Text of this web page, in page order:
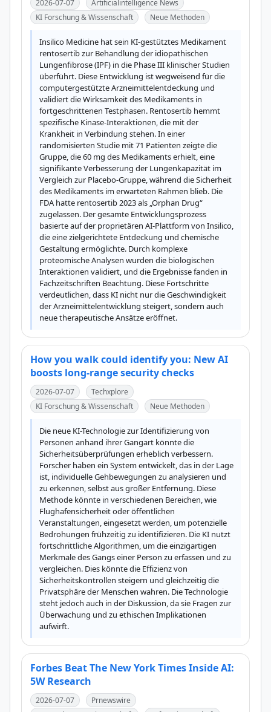
2026-07-07
Artificialintelligence News
KI Forschung & Wissenschaft
Neue Methoden
Insilico Medicine hat sein KI-gestütztes Medikament
rentosertib zur Behandlung der idiopathischen
Lungenfibrose (IPF) in die Phase III klinischer Studien
überführt. Diese Entwicklung ist wegweisend für die
computergestützte Arzneimittelentdeckung und
validiert die Wirksamkeit des Medikaments in
fortgeschrittenen Testphasen. Rentosertib hemmt
spezifische Kinase-Interaktionen, die mit der
Krankheit in Verbindung stehen. In einer
randomisierten Studie mit 71 Patienten zeigte die
Gruppe, die 60 mg des Medikaments erhielt, eine
signifikante Verbesserung der Lungenkapazität im
Vergleich zur Placebo-Gruppe, während die Sicherheit
des Medikaments im erwarteten Rahmen blieb. Die
FDA hatte rentosertib 2023 als „Orphan Drug“
zugelassen. Der gesamte Entwicklungsprozess
basierte auf der proprietären AI-Plattform von Insilico,
die eine zielgerichtete Entdeckung und chemische
Gestaltung ermöglichte. Durch komplexe
proteomische Analysen wurden die biologischen
Interaktionen validiert, und die Ergebnisse fanden in
Fachzeitschriften Beachtung. Diese Fortschritte
verdeutlichen, dass KI nicht nur die Geschwindigkeit
der Arzneimittelentwicklung steigert, sondern auch
neue therapeutische Ansätze eröffnet.
How you walk could identify you: New AI
boosts long-range security checks
2026-07-07
Techxplore
KI Forschung & Wissenschaft
Neue Methoden
Die neue KI-Technologie zur Identifizierung von
Personen anhand ihrer Gangart könnte die
Sicherheitsüberprüfungen erheblich verbessern.
Forscher haben ein System entwickelt, das in der Lage
ist, individuelle Gehbewegungen zu analysieren und
zu erkennen, selbst aus großer Entfernung. Diese
Methode könnte in verschiedenen Bereichen, wie
Flughafensicherheit oder öffentlichen
Veranstaltungen, eingesetzt werden, um potenzielle
Bedrohungen frühzeitig zu identifizieren. Die KI nutzt
fortschrittliche Algorithmen, um die einzigartigen
Merkmale des Gangs einer Person zu erfassen und zu
vergleichen. Dies könnte die Effizienz von
Sicherheitskontrollen steigern und gleichzeitig die
Privatsphäre der Menschen wahren. Die Technologie
steht jedoch auch in der Diskussion, da sie Fragen zur
Überwachung und zu ethischen Implikationen
aufwirft.
Forbes Beat The New York Times Inside AI:
5W Research
2026-07-07
Prnewswire